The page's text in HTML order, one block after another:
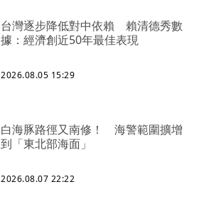
台灣逐步降低對中依賴 賴清德秀數
據：經濟創近50年最佳表現
2026.08.05 15:29
白海豚路徑又南修！ 海警範圍擴增
到「東北部海面」
2026.08.07 22:22